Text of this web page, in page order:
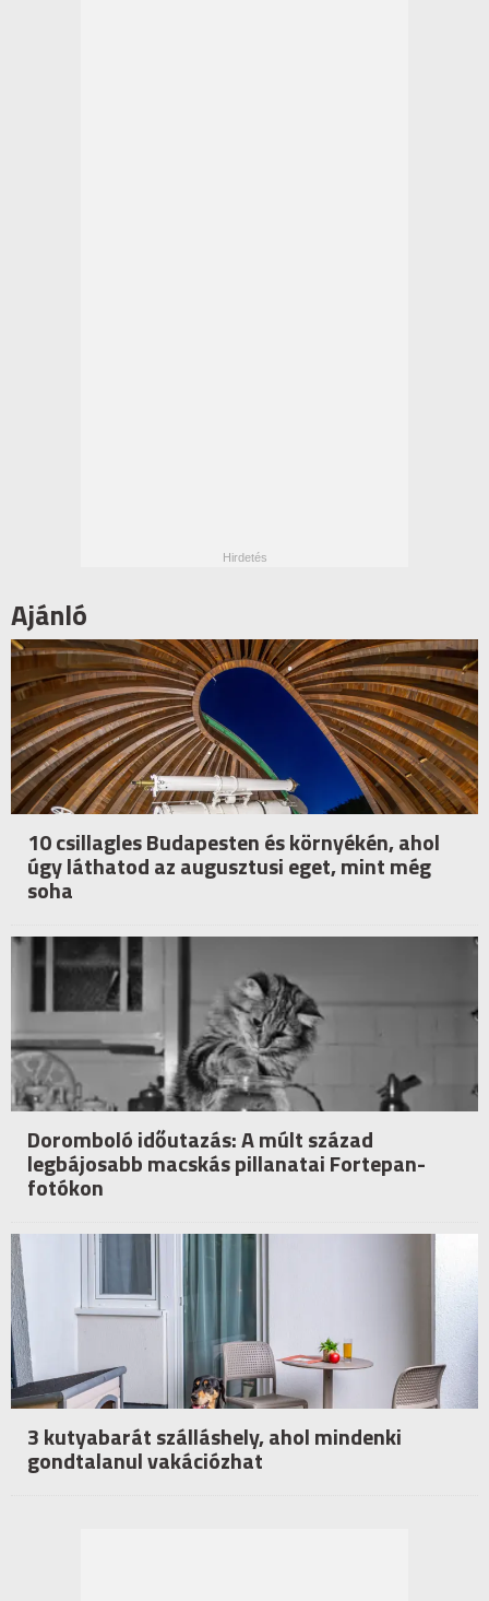
Ajánló
10 csillagles Budapesten és környékén, ahol
úgy láthatod az augusztusi eget, mint még
soha
Doromboló időutazás: A múlt század
legbájosabb macskás pillanatai Fortepan-
fotókon
3 kutyabarát szálláshely, ahol mindenki
gondtalanul vakációzhat